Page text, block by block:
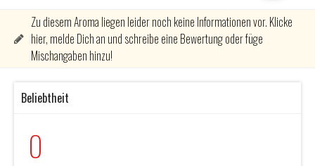
Zu diesem Aroma liegen leider noch keine Informationen vor. Klicke
hier, melde Dich an und schreibe eine Bewertung oder füge
Mischangaben hinzu!
Beliebtheit
0